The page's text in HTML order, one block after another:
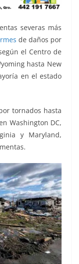
severas más
de daños por
el Centro de
hasta New
en el estado
tornados hasta
Washington DC,
y Maryland,